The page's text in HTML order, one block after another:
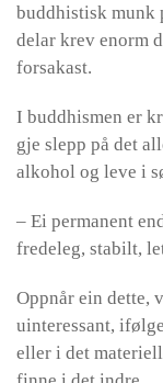
buddhistisk munk
delar krev enorm
forsakast.
I buddhismen er
gje slepp på det
alkohol og leve i
– Ei permanent
fredeleg, stabilt,
Oppnår ein dette,
uinteressant,
eller i det